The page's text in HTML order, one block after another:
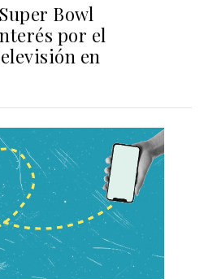
Bowl
por el
en